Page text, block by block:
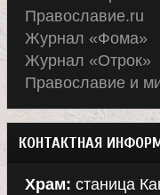
Православие.ru
Журнал «Фома»
Журнал «Отрок»
Православие и
КОНТАКТНАЯ
Храм: станица